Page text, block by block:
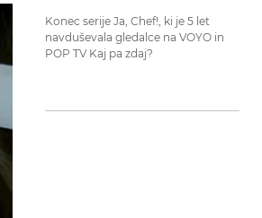
Konec serije Ja, Chef!, ki je 5 let
navduševala gledalce na VOYO in
POP TV Kaj pa zdaj?